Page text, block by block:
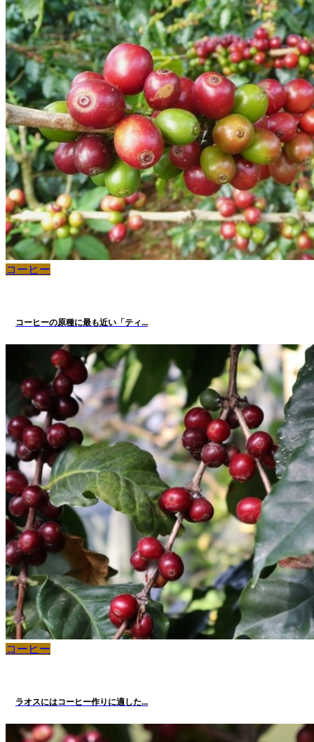
コーヒー
コーヒーの原種に最も近い「ティ...
コーヒー
ラオスにはコーヒー作りに適した...